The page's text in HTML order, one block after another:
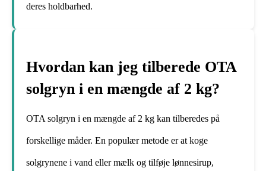
deres holdbarhed.
Hvordan kan jeg tilberede OTA
solgryn i en mængde af 2 kg?
OTA solgryn i en mængde af 2 kg kan tilberedes på
forskellige måder. En populær metode er at koge
solgrynene i vand eller mælk og tilføje lønnesirup,